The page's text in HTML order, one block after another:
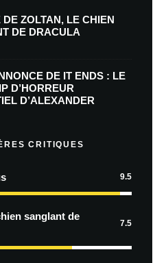
DE ZOLTAN, LE CHIEN
DE DRACULA
DE IT ENDS : LE
D’HORREUR
D’ALEXANDER
CRITIQUES
9.5
sanglant de
7.5